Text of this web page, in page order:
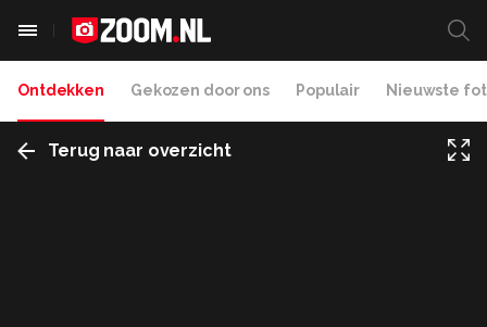
Ontdekken Gekozen door ons Populair Nieuwste
Terug naar overzicht